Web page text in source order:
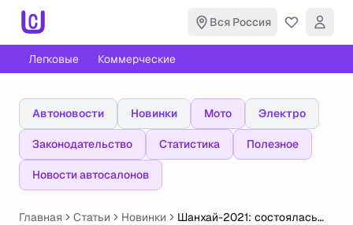
Вся Россия
Легковые Коммерческие
Автоновости Новинки Мото Электро
Законодательство Статистика Полезное
Новости автосалонов
Главная Статьи Новинки
Шанхай-2021: состоялась